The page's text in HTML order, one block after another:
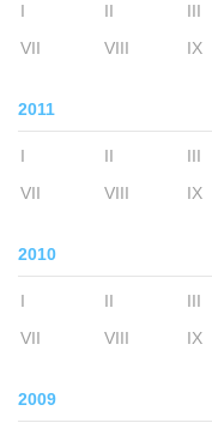
I II III
VII
VIII IX
2011
I II III
VII
VIII IX
2010
I II III
VII
VIII IX
2009